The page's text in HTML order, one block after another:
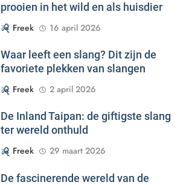
prooien in het wild en als huisdier
Freek
16 april 2026
Waar leeft een slang? Dit zijn de
favoriete plekken van slangen
Freek
2 april 2026
De Inland Taipan: de giftigste slang
ter wereld onthuld
Freek
29 maart 2026
De fascinerende wereld van de